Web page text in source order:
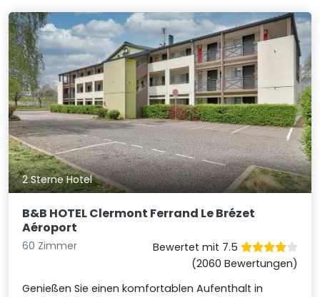
2 Sterne Hotel
B&B HOTEL Clermont Ferrand Le Brézet
Aéroport
60 Zimmer
Bewertet mit 7.5
(2060 Bewertungen)
Genießen Sie einen komfortablen Aufenthalt in